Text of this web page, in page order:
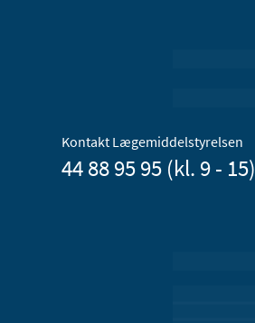
Kontakt Lægemiddelstyrelsen
44 88 95 95 (kl. 9 - 15)